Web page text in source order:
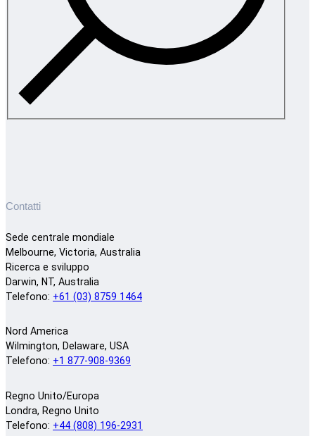
Contatti
Sede centrale mondiale
Melbourne, Victoria, Australia
Ricerca e sviluppo
Darwin, NT, Australia
Telefono: +61 (03) 8759 1464
Nord America
Wilmington, Delaware, USA
Telefono: +1 877-908-9369
Regno Unito/Europa
Londra, Regno Unito
Telefono: +44 (808) 196-2931